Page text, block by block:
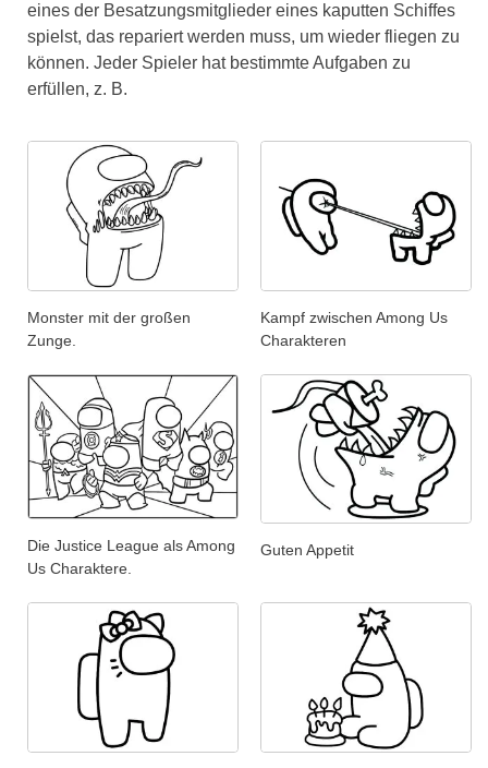
eines der Besatzungsmitglieder eines kaputten Schiffes
spielst, das repariert werden muss, um wieder fliegen zu
können. Jeder Spieler hat bestimmte Aufgaben zu
erfüllen, z. B.
Monster mit der großen
Zunge.
Kampf zwischen Among Us
Charakteren
Die Justice League als Among
Us Charaktere.
Guten Appetit